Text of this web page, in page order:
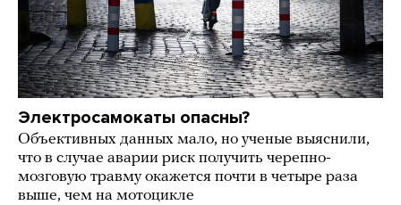
Электросамокаты опасны?
Объективных данных мало, но ученые выяснили,
что в случае аварии риск получить черепно-
мозговую травму окажется почти в четыре раза
выше, чем на мотоцикле